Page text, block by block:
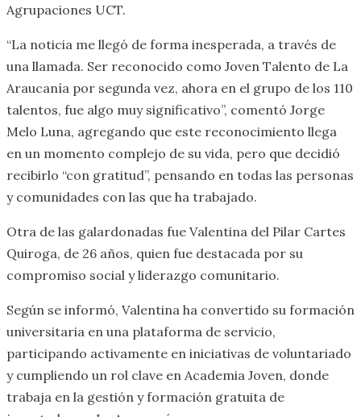
Agrupaciones UCT.
“La noticia me llegó de forma inesperada, a través de
una llamada. Ser reconocido como Joven Talento de La
Araucanía por segunda vez, ahora en el grupo de los 110
talentos, fue algo muy significativo”, comentó Jorge
Melo Luna, agregando que este reconocimiento llega
en un momento complejo de su vida, pero que decidió
recibirlo “con gratitud”, pensando en todas las personas
y comunidades con las que ha trabajado.
Otra de las galardonadas fue Valentina del Pilar Cartes
Quiroga, de 26 años, quien fue destacada por su
compromiso social y liderazgo comunitario.
Según se informó, Valentina ha convertido su formación
universitaria en una plataforma de servicio,
participando activamente en iniciativas de voluntariado
y cumpliendo un rol clave en Academia Joven, donde
trabaja en la gestión y formación gratuita de